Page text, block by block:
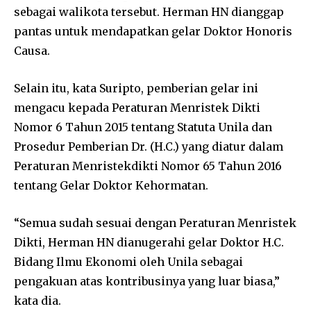
sebagai walikota tersebut. Herman HN dianggap
pantas untuk mendapatkan gelar Doktor Honoris
Causa.
Selain itu, kata Suripto, pemberian gelar ini
mengacu kepada Peraturan Menristek Dikti
Nomor 6 Tahun 2015 tentang Statuta Unila dan
Prosedur Pemberian Dr. (H.C.) yang diatur dalam
Peraturan Menristekdikti Nomor 65 Tahun 2016
tentang Gelar Doktor Kehormatan.
“Semua sudah sesuai dengan Peraturan Menristek
Dikti, Herman HN dianugerahi gelar Doktor H.C.
Bidang Ilmu Ekonomi oleh Unila sebagai
pengakuan atas kontribusinya yang luar biasa,”
kata dia.